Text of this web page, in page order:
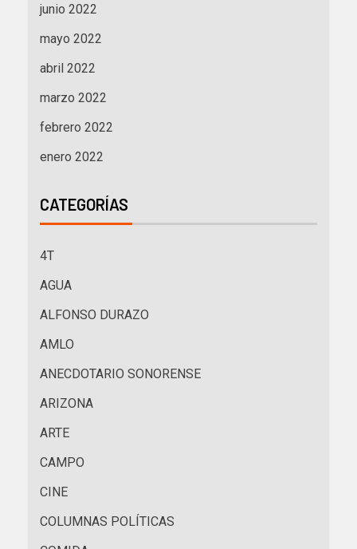
junio 2022
mayo 2022
abril 2022
marzo 2022
febrero 2022
enero 2022
CATEGORÍAS
4T
AGUA
ALFONSO DURAZO
AMLO
ANECDOTARIO SONORENSE
ARIZONA
ARTE
CAMPO
CINE
COLUMNAS POLÍTICAS